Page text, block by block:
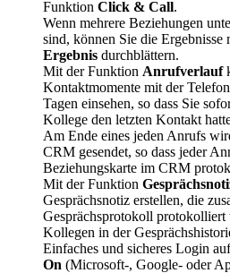
Funktion Click & Call.
Wenn mehrere Beziehungen
sind, können Sie die Ergebnisse
Ergebnis durchblättern.
Mit der Funktion Anrufverlauf
Kontaktmomente mit der
Tagen einsehen, so dass Sie
Kollege den letzten Kontakt
Am Ende eines jeden Anrufs
CRM gesendet, so dass jeder
Beziehungskarte im CRM
Mit der Funktion
Gesprächsnotiz erstellen, die
Gesprächsprotokoll
Kollegen in der
Einfaches und sicheres Login
On (Microsoft-, Google- oder